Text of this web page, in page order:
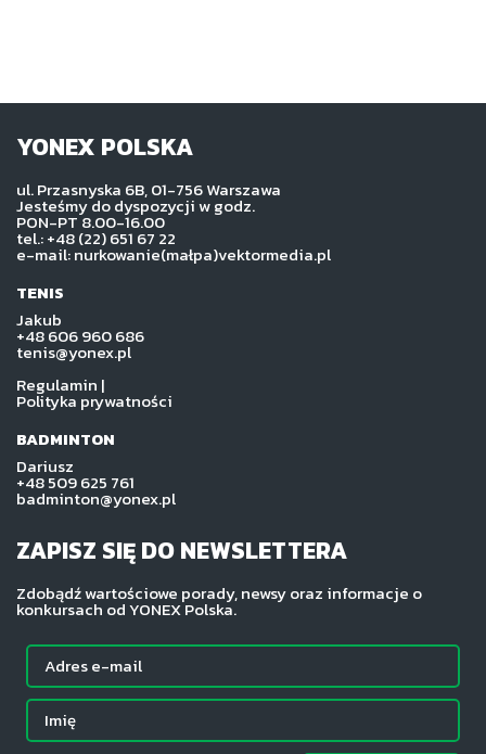
YONEX POLSKA
ul. Przasnyska 6B, 01-756 Warszawa
Jesteśmy do dyspozycji w godz.
PON-PT 8.00-16.00
tel.: +48 (22) 651 67 22
e-mail: nurkowanie(małpa)vektormedia.pl
TENIS
Jakub
+48 606 960 686
tenis@yonex.pl
Regulamin |
Polityka prywatności
BADMINTON
Dariusz
+48 509 625 761
badminton@yonex.pl
ZAPISZ SIĘ DO NEWSLETTERA
Zdobądź wartościowe porady, newsy oraz informacje o
konkursach od YONEX Polska.